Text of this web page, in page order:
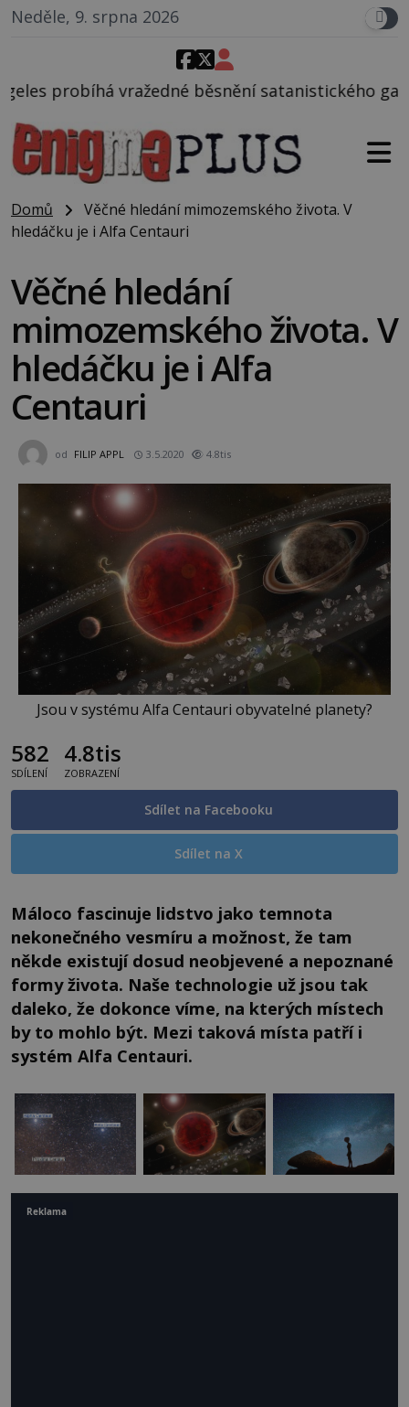
Neděle, 9. srpna 2026
běsnění satanistického gangu vedeného
Domů
Věčné hledání mimozemského života. V
hledáčku je i Alfa Centauri
Věčné hledání
mimozemského života. V
hledáčku je i Alfa
Centauri
od FILIP APPL 3.5.2020 4.8tis
Jsou v systému Alfa Centauri obyvatelné planety?
582
SDÍLENÍ
4.8tis
ZOBRAZENÍ
Sdílet na Facebooku
Sdílet na X
Máloco fascinuje lidstvo jako temnota
nekonečného vesmíru a možnost, že tam
někde existují dosud neobjevené a nepoznané
formy života. Naše technologie už jsou tak
daleko, že dokonce víme, na kterých místech
by to mohlo být. Mezi taková místa patří i
systém Alfa Centauri.
Reklama